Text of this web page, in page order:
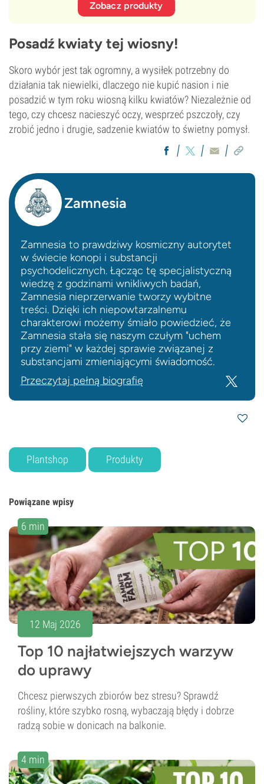
Zobacz produkty
Posadź kwiaty tej wiosny!
Skoro wybór jest tak ogromny, a wysiłek potrzebny do
działania tak niewielki, dlaczego nie kupić nasion i nie
posadzić w tym roku wiosną kilku kwiatów? Niezależnie od
tego, czy chcesz nacieszyć oczy, wesprzeć pszczoły, czy
zrobić jedno i drugie, sadzenie kwiatów to świetny pomysł.
Zamnesia
Zamnesia to prawdziwy kosmiczny autorytet
w świecie konopi i substancji
psychodelicznych. Łącząc tę specjalistyczną
wiedzę z godzinami wnikliwych badań,
Zamnesia nieprzerwanie tworzy wybitne
treści. Dzięki ich niepowtarzalnemu
charakterowi możemy śmiało powiedzieć, że
Zamnesia stała się naszym czułym "uchem
przy ziemi" w każdej sprawie związanej z
substancjami zmieniającymi świadomość.
Przeczytaj pełną biografię
Plantshop Produkty
Powiązane wpisy
6 min
12 Maj 2026
Top 10 najłatwiejszych warzyw
do uprawy
Chcesz pierwszych zbiorów bez stresu? Sprawdź
rośliny, które szybko rosną, wybaczają błędy i dobrze
radzą sobie w donicach na balkonie.
4 min